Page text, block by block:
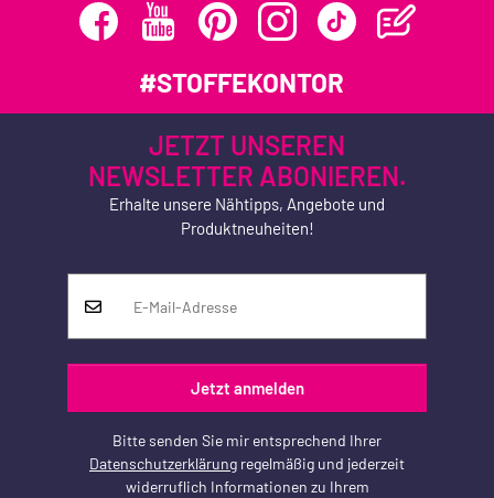
#STOFFEKONTOR
JETZT UNSEREN
NEWSLETTER ABONIEREN.
Erhalte unsere Nähtipps, Angebote und
Produktneuheiten!
Jetzt anmelden
Bitte senden Sie mir entsprechend Ihrer
Datenschutzerklärung regelmäßig und jederzeit
widerruflich Informationen zu Ihrem